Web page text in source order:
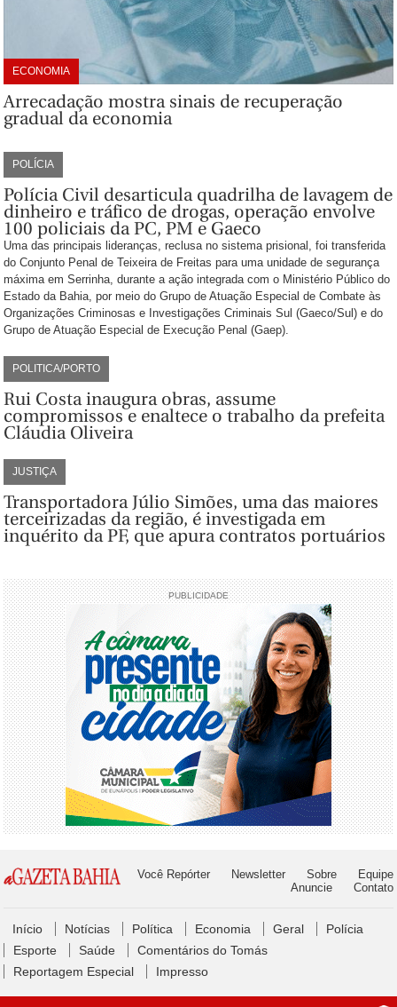
ECONOMIA
Arrecadação mostra sinais de recuperação
gradual da economia
POLÍCIA
Polícia Civil desarticula quadrilha de lavagem de
dinheiro e tráfico de drogas, operação envolve
100 policiais da PC, PM e Gaeco
Uma das principais lideranças, reclusa no sistema prisional, foi transferida
do Conjunto Penal de Teixeira de Freitas para uma unidade de segurança
máxima em Serrinha, durante a ação integrada com o Ministério Público do
Estado da Bahia, por meio do Grupo de Atuação Especial de Combate às
Organizações Criminosas e Investigações Criminais Sul (Gaeco/Sul) e do
Grupo de Atuação Especial de Execução Penal (Gaep).
POLITICA/PORTO
Rui Costa inaugura obras, assume
compromissos e enaltece o trabalho da prefeita
Cláudia Oliveira
JUSTIÇA
Transportadora Júlio Simões, uma das maiores
terceirizadas da região, é investigada em
inquérito da PF, que apura contratos portuários
PUBLICIDADE
Você Repórter Newsletter Sobre
Equipe
Anuncie
Contato
Início Notícias Política Economia Geral
Polícia
Esporte
Saúde
Comentários do Tomás
Reportagem Especial
Impresso